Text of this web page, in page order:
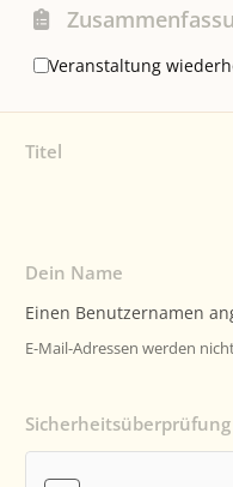
Veranstaltung
Titel
Dein Name
E-Mail-Adressen werden
Sicherheitsüberprüfung